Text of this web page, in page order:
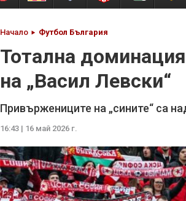
Начало Футбол България
Тотална
на „Васил Левски“
Привържениците на „сините“ са
16:43 | 16 май 2026 г.